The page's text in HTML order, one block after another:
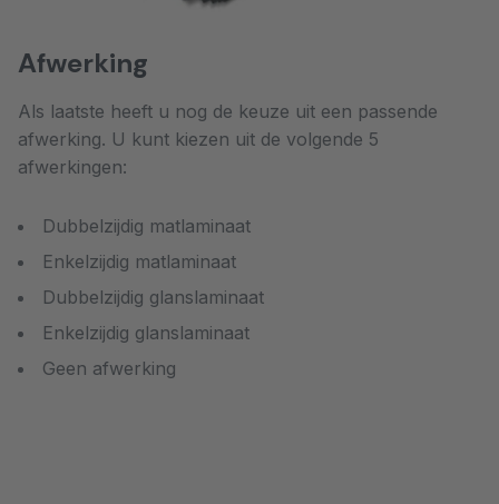
Afwerking
Als laatste heeft u nog de keuze uit een passende
afwerking. U kunt kiezen uit de volgende 5
afwerkingen:
Dubbelzijdig matlaminaat
Enkelzijdig matlaminaat
Dubbelzijdig glanslaminaat
Enkelzijdig glanslaminaat
Geen afwerking